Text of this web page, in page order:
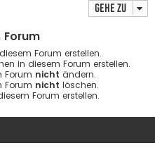
Gehe zu
Forum erstellen.
in diesem Forum erstellen.
Forum nicht ändern.
Forum nicht löschen.
Forum erstellen.